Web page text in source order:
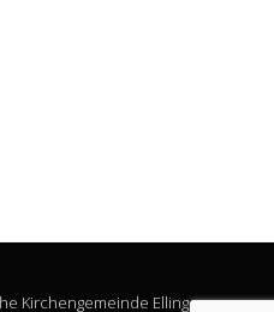
Kirchengemeinde Ellingen.